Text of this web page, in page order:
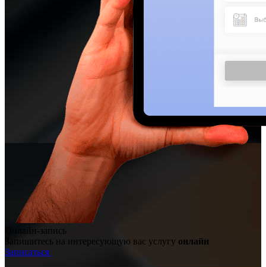
Онлайн-запись
Запишитесь на интересующую вас услугу онлайн
Записаться